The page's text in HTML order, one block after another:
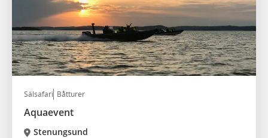
Sälsafari Båtturer
Aquaevent
Stenungsund